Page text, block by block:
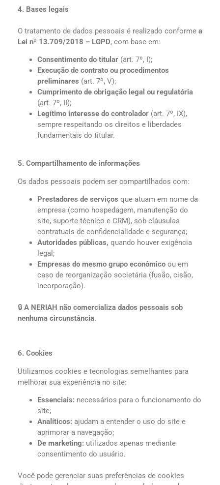
4. Bases legais
O tratamento de dados pessoais é realizado conforme a
Lei nº 13.709/2018 – LGPD, com base em:
Consentimento do titular (art. 7º, I);
Execução de contrato ou procedimentos
preliminares (art. 7º, V);
Cumprimento de obrigação legal ou regulatória
(art. 7º, II);
Legítimo interesse do controlador (art. 7º, IX),
sempre respeitando os direitos e liberdades
fundamentais do titular.
5. Compartilhamento de informações
Os dados pessoais podem ser compartilhados com:
Prestadores de serviços que atuam em nome da
empresa (como hospedagem, manutenção do
site, suporte técnico e CRM), sob cláusulas
contratuais de confidencialidade e segurança;
Autoridades públicas, quando houver exigência
legal;
Empresas do mesmo grupo econômico ou em
caso de reorganização societária (fusão, cisão,
incorporação).
🔒 A NERIAH não comercializa dados pessoais sob
nenhuma circunstância.
6. Cookies
Utilizamos cookies e tecnologias semelhantes para
melhorar sua experiência no site:
Essenciais: necessários para o funcionamento do
site;
Analíticos: ajudam a entender o uso do site e
aprimorar a navegação;
De marketing: utilizados apenas mediante
consentimento do usuário.
Você pode gerenciar suas preferências de cookies